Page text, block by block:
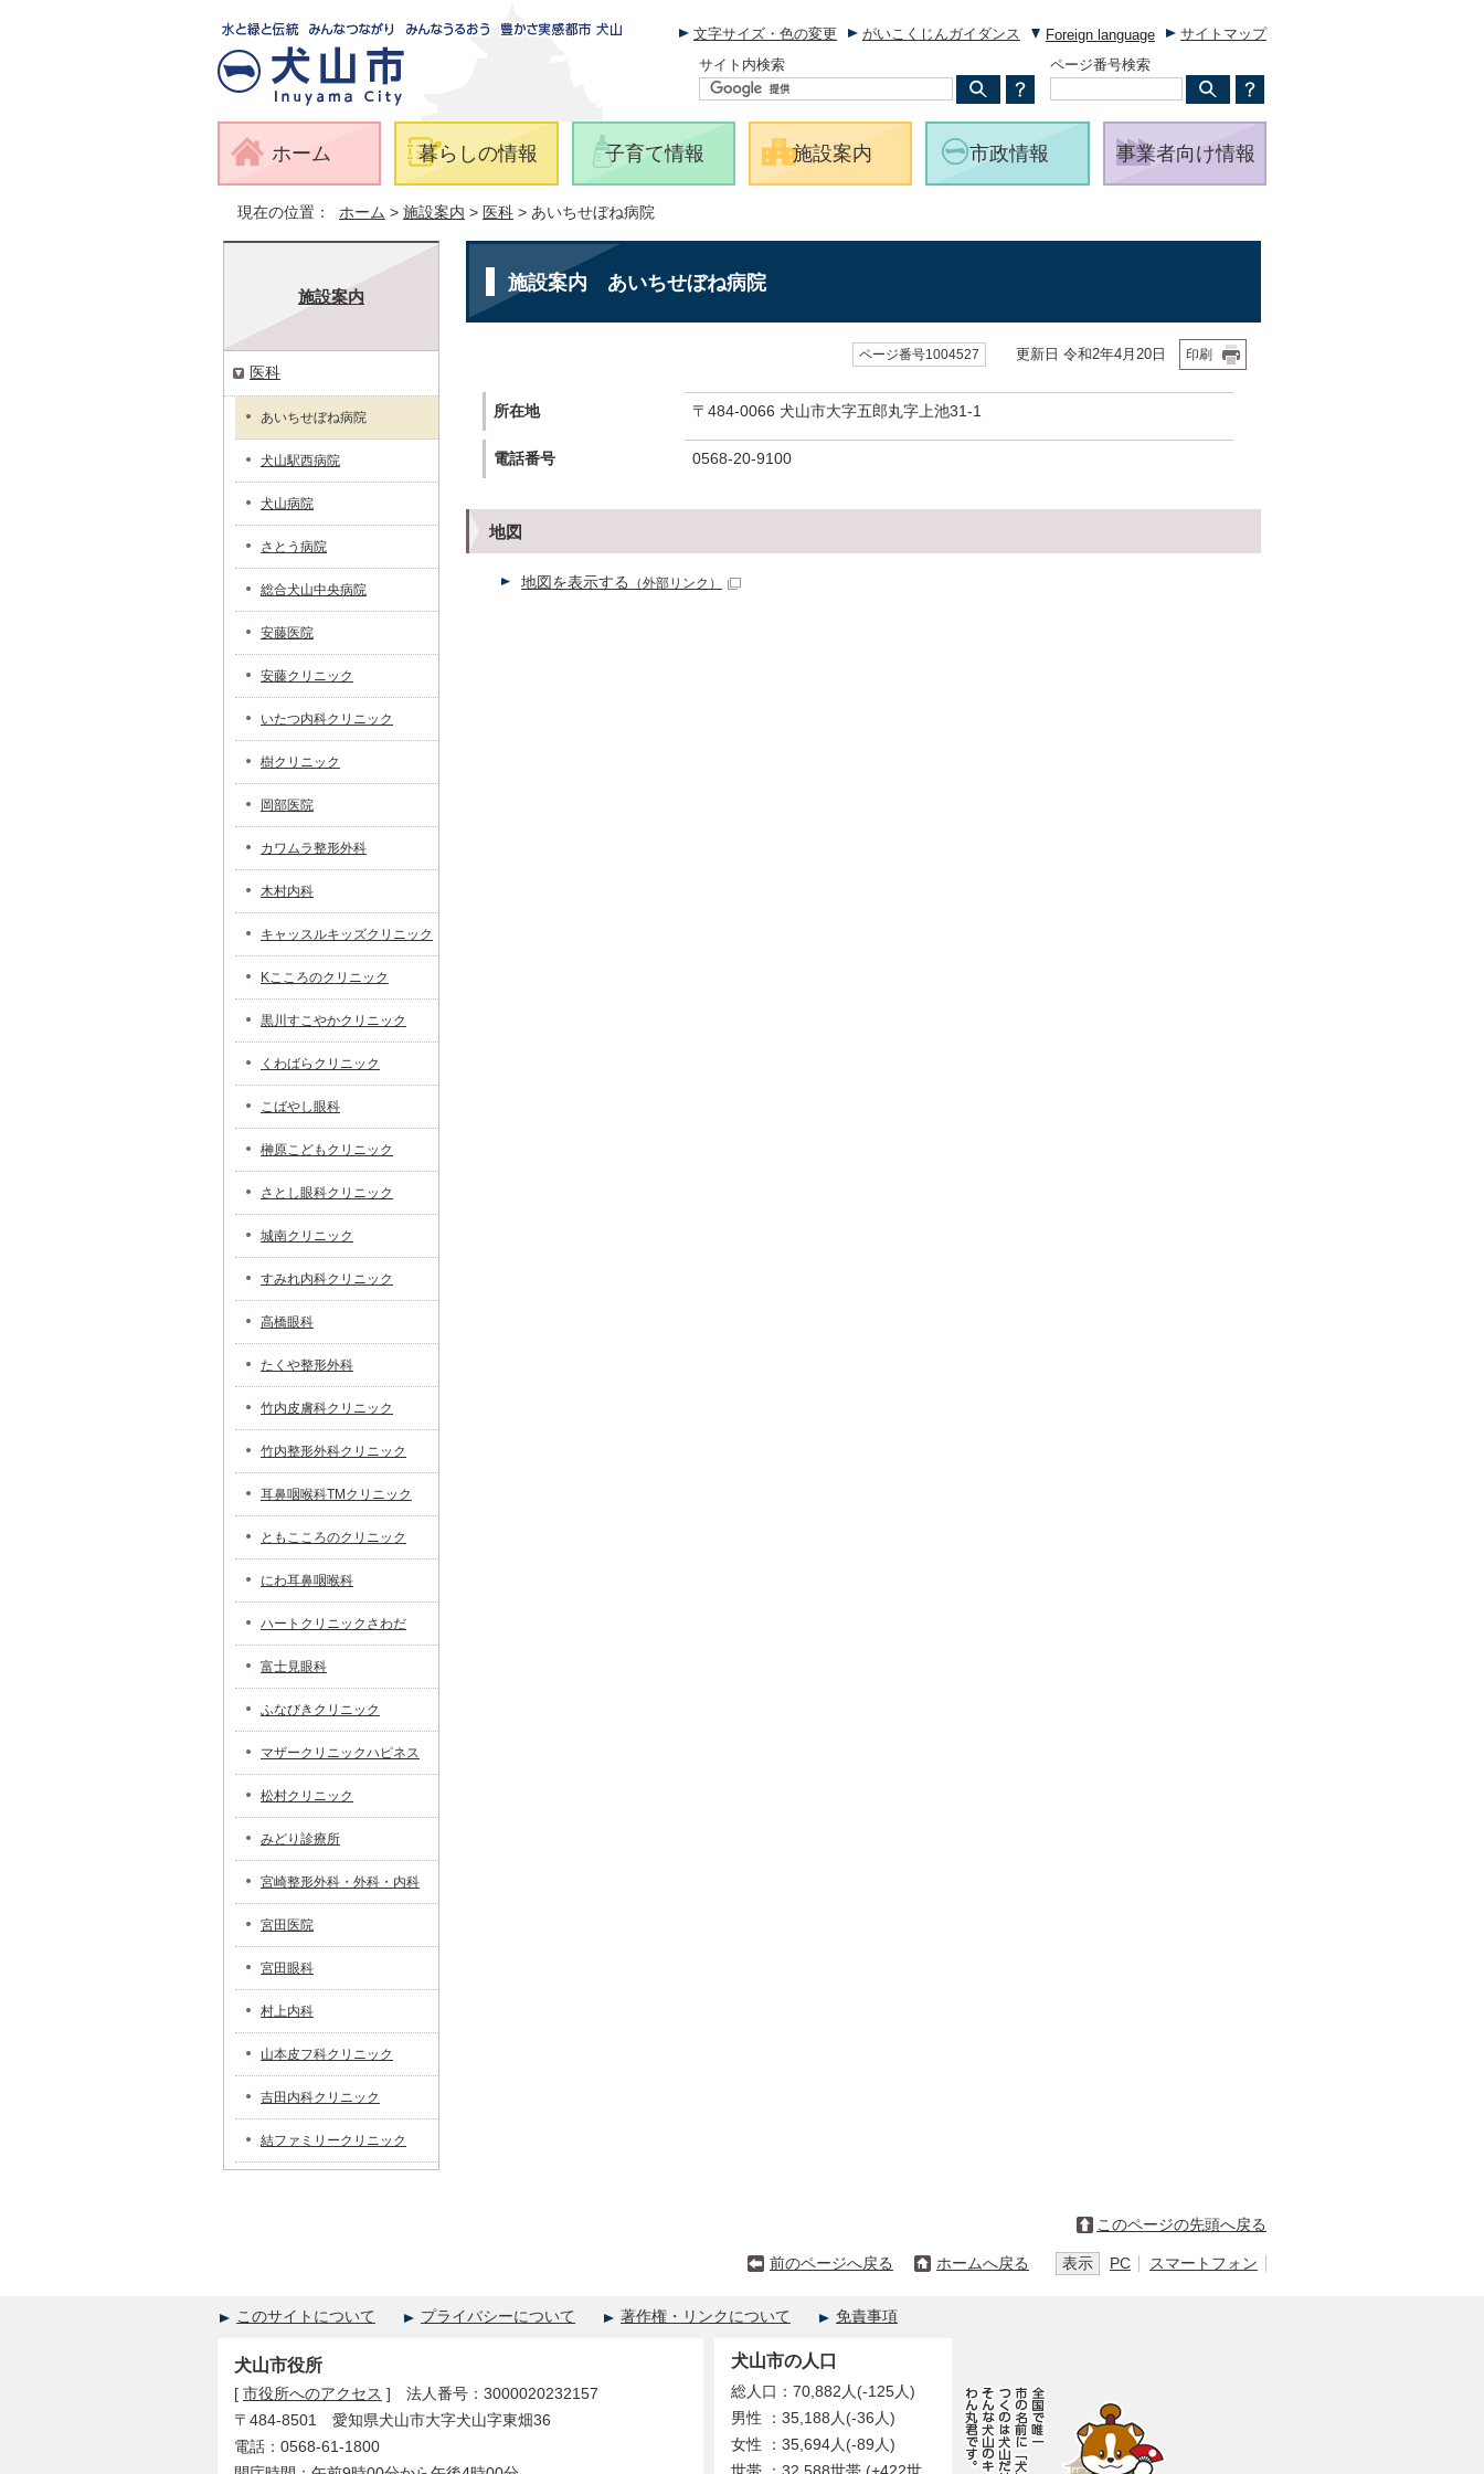
文字サイズ・色の変更 がいこくじんガイダンス Foreign language
サイトマップ
サイト内検索
ページ番号検索
ホーム 暮らしの情報 子育て情報 施設案内 市政情報 事業者向け情報
現在の位置： ホーム > 施設案内 > 医科 > あいちせぼね病院
施設案内 あいちせぼね病院
ページ番号1004527 更新日 令和2年4月20日 印刷
所在地 〒484-0066 犬山市大字五郎丸字上池31-1
電話番号 0568-20-9100
地図
地図を表示する （外部リンク）
施設案内
医科
あいちせぼね病院
犬山駅西病院
犬山病院
さとう病院
総合犬山中央病院
安藤医院
安藤クリニック
いたつ内科クリニック
樹クリニック
岡部医院
カワムラ整形外科
木村内科
キャッスルキッズクリニック
Kこころのクリニック
黒川すこやかクリニック
くわばらクリニック
こばやし眼科
榊原こどもクリニック
さとし眼科クリニック
城南クリニック
すみれ内科クリニック
高橋眼科
たくや整形外科
竹内皮膚科クリニック
竹内整形外科クリニック
耳鼻咽喉科TMクリニック
ともこころのクリニック
にわ耳鼻咽喉科
ハートクリニックさわだ
富士見眼科
ふなびきクリニック
マザークリニックハピネス
松村クリニック
みどり診療所
宮崎整形外科・外科・内科
宮田医院
宮田眼科
村上内科
山本皮フ科クリニック
吉田内科クリニック
結ファミリークリニック
このページの先頭へ戻る
前のページへ戻る ホームへ戻る 表示 PC スマートフォン
このサイトについて プライバシーについて 著作権・リンクについて 免責事項
犬山市役所
[ 市役所へのアクセス ] 法人番号：3000020232157
〒484-8501 愛知県犬山市大字犬山字東畑36
電話：0568-61-1800
犬山市の人口
総人口：70,882人(-125人)
男性 ：35,188人(-36人)
女性 ：35,694人(-89人)